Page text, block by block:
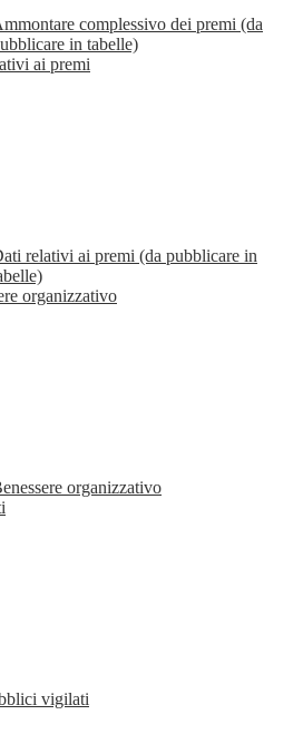
complessivo dei premi (da
in tabelle)
ai premi
relativi ai premi (da pubblicare in
organizzativo
organizzativo
vigilati